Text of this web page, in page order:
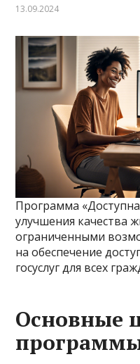
13.09.2024
Программа
улучшения качества
ограниченными
на обеспечение
госуслуг для всех
Основные